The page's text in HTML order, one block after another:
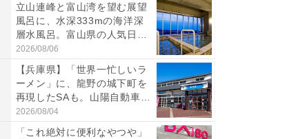
立山連峰と富山湾を望む展望
風呂に、水深333mの海洋深
層水風呂。富山県の人気日
帰...
2026/08/06
【兵庫県】「世界一忙しいラ
ーメン」に、龍野の城下町を
再現したSAも。山陽自動車
道...
2026/08/04
「これ絶対に便利なやつや」